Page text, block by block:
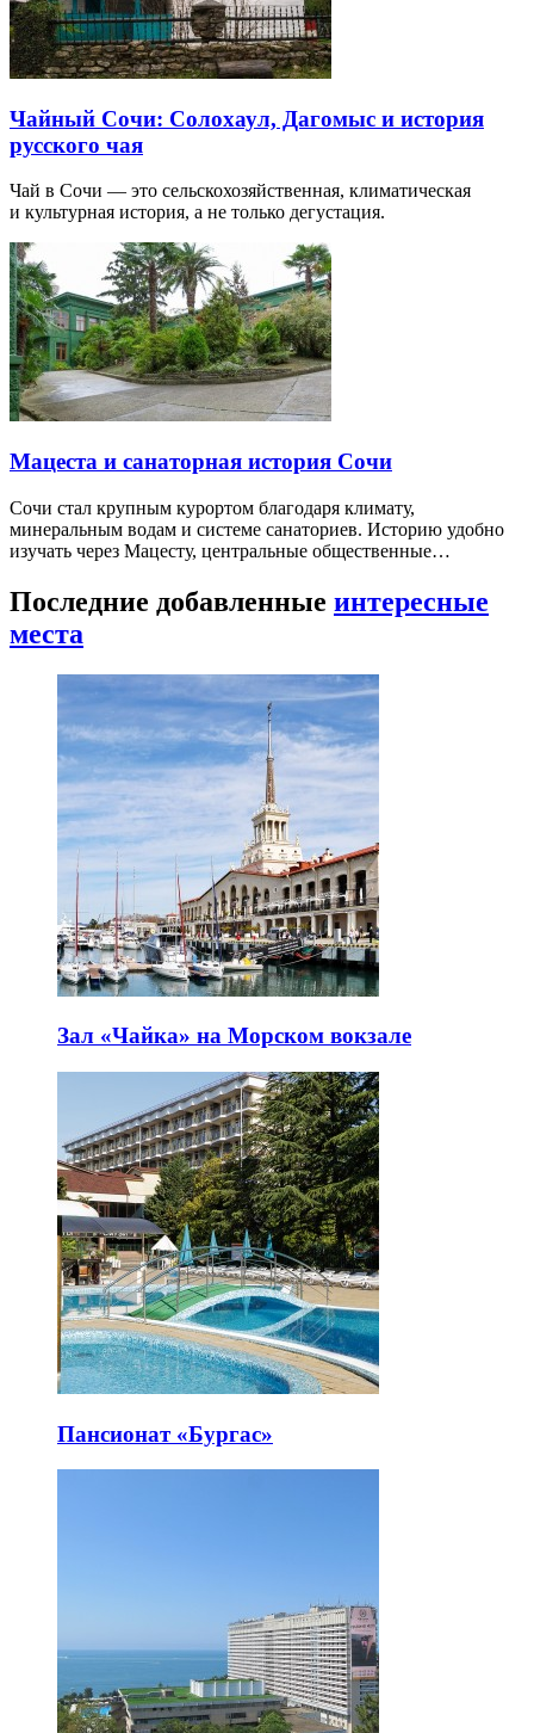
Чайный Сочи: Солохаул, Дагомыс и история
русского чая
Чай в Сочи — это сельскохозяйственная, климатическая
и культурная история, а не только дегустация.
Мацеста и санаторная история Сочи
Сочи стал крупным курортом благодаря климату,
минеральным водам и системе санаториев. Историю удобно
изучать через Мацесту, центральные общественные…
Последние добавленные интересные
места
Зал «Чайка» на Морском вокзале
Пансионат «Бургас»